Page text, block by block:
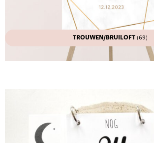
TROUWEN/BRUILOFT (69)